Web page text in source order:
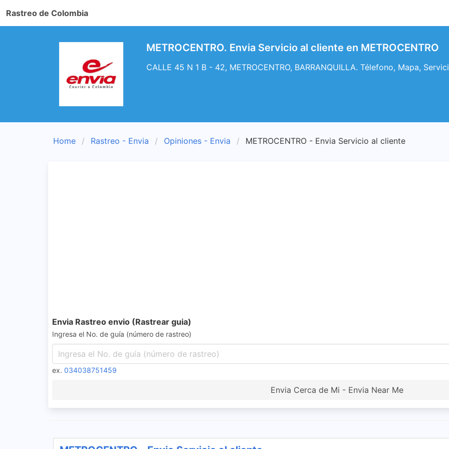
Rastreo de Colombia
METROCENTRO. Envia Servicio al cliente en METROCENTRO
CALLE 45 N 1 B - 42, METROCENTRO, BARRANQUILLA. Télefono, Mapa,
Home Rastreo - Envia Opiniones - Envia METROCENTRO - Envia Servicio al cliente
Envia Rastreo envio (Rastrear guia)
Ingresa el No. de guía (número de rastreo)
ex. 034038751459
Envia Cerca de Mi - Envia Near Me